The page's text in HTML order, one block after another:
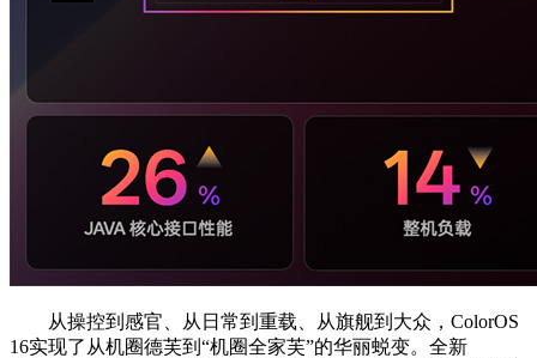
从操控到感官、从日常到重载、从旗舰到大众，ColorOS
16实现了从机圈德芙到“机圈全家芙”的华丽蜕变。全新